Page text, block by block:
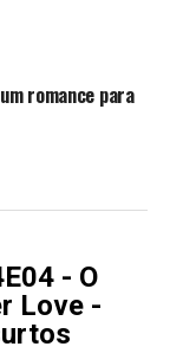
romance para
- O
Love -